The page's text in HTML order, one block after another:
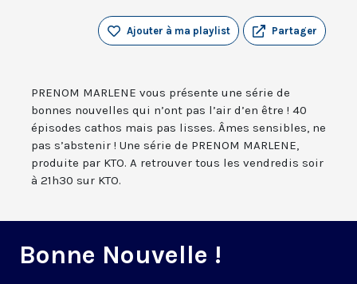
Partager
Ajouter à ma playlist
PRENOM MARLENE vous présente une série de
bonnes nouvelles qui n’ont pas l’air d’en être ! 40
épisodes cathos mais pas lisses. Âmes sensibles, ne
pas s’abstenir ! Une série de PRENOM MARLENE,
produite par KTO. A retrouver tous les vendredis soir
à 21h30 sur KTO.
Bonne Nouvelle !